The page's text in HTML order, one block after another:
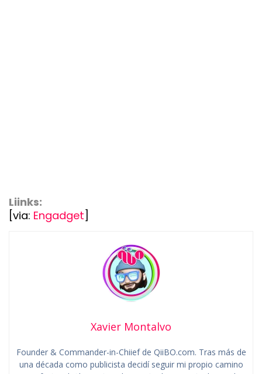
Liinks:
[via: Engadget
Xavier Montalvo
Founder & Commander-in-Chiief de QiiBO.com. Tras más de
una década como publicista decidí seguir mi propio camino